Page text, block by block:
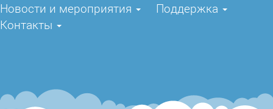
Новости и мероприятия
Поддержка
Контакты